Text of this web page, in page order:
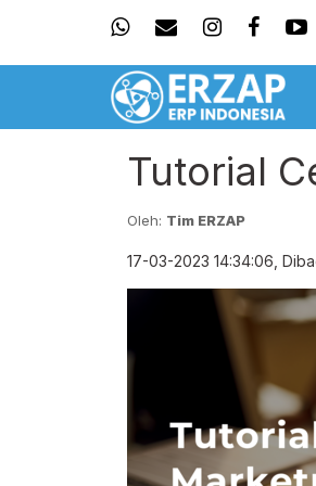
Tutorial
Oleh: Tim ERZAP
17-03-2023 14:34:06,